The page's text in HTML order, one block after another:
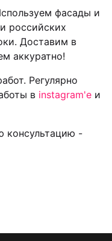
фасады и
российских
Доставим в
аккуратно!
Регулярно
в instagram'е и
консультацию -